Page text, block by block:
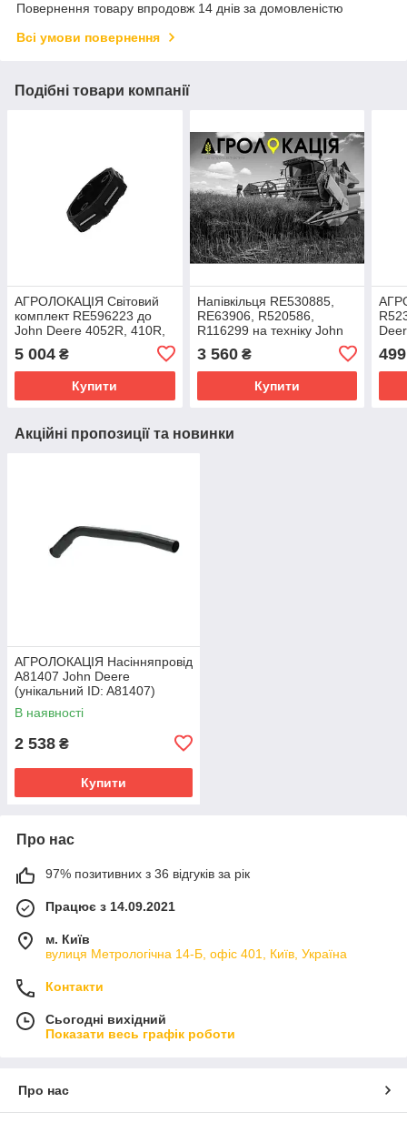
Повернення товару впродовж 14 днів за домовленістю
Всі умови повернення
Подібні товари компанії
АГРОЛОКАЦІЯ Світовий
комплект RE596223 до
John Deere 4052R, 410R,
5090E, 5100E, 5415,
5 004 ₴
Купити
Напівкільця RE530885,
RE63906, R520586,
R116299 на техніку John
410E, 370E
3 560₴
Купити
ID:
499
Акційні пропозиції та новинки
АГРОЛОКАЦІЯ Насінняпровід
A81407 John Deere
(унікальний ID: A81407)
В наявності
2 538 ₴
Купити
Про нас
97% позитивних з 36 відгуків за рік
Працює з 14.09.2021
м. Київ
вулиця Метрологічна 14-Б, офіс 401, Київ, Україна
Контакти
Сьогодні вихідний
Показати весь графік роботи
Про нас